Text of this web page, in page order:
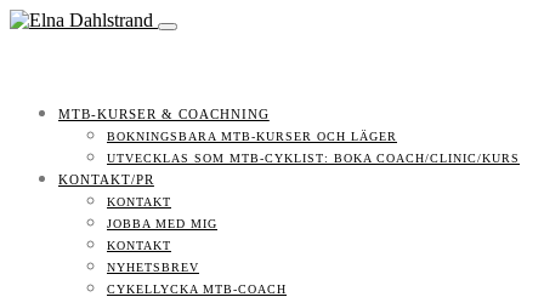
MTB-KURSER & COACHNING
BOKNINGSBARA MTB-KURSER OCH LÄGER
UTVECKLAS SOM MTB-CYKLIST: BOKA COACH/CLINIC/KURS
KONTAKT/PR
KONTAKT
JOBBA MED MIG
KONTAKT
NYHETSBREV
CYKELLYCKA MTB-COACH